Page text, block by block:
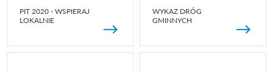
PIT 2020 - WSPIERAJ
LOKALNIE
WYKAZ DRÓG
GMINNYCH